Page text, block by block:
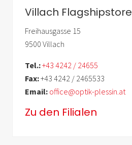
Villach Flagshipstore
Freihausgasse 15
9500 Villach
Tel.:+43 4242 / 24655
Fax:+43 4242 / 2465533
Email: office@optik-plessin.at
Zu den Filialen